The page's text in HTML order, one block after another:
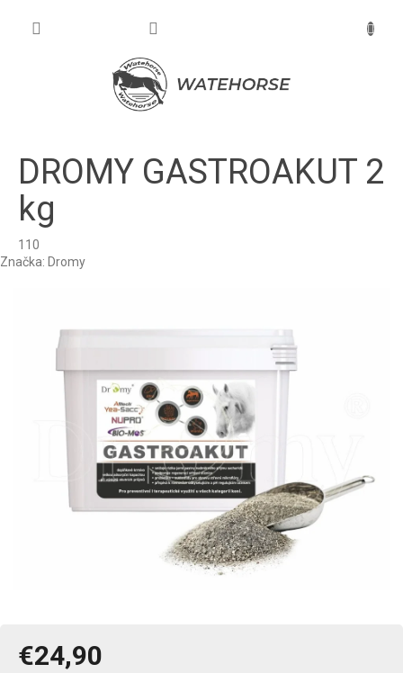
DROMY GASTROAKUT 2
kg
110
Značka: Dromy
€24,90